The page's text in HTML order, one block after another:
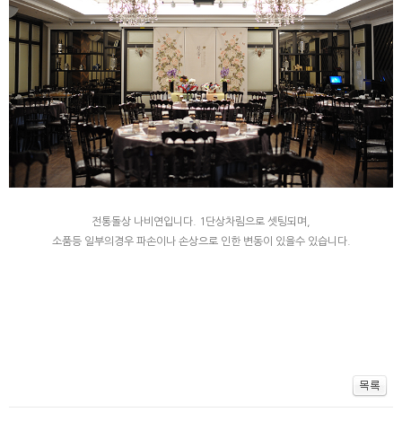
전통돌상 나비연입니다. 1단상차림으로 셋팅되며,
소품등 일부의경우 파손이나 손상으로 인한 변동이 있을수 있습니다.